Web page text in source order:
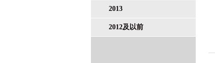
2013
2012及以前